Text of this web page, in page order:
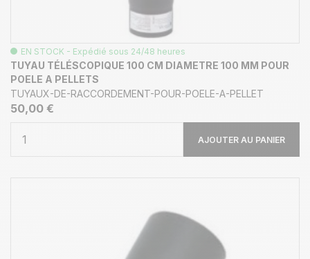
EN STOCK - Expédié sous 24/48 heures
TUYAU TÉLÉSCOPIQUE 100 CM DIAMETRE 100 MM POUR
POELE A PELLETS
TUYAUX-DE-RACCORDEMENT-POUR-POELE-A-PELLET
50,00 €
AJOUTER AU PANIER